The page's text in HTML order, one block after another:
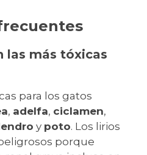
las más tóxicas
para los gatos
, adelfa, ciclamen,
y poto. Los lirios
porque